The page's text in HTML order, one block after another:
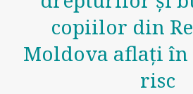
copiilor din
Moldova aflaţi în
risc